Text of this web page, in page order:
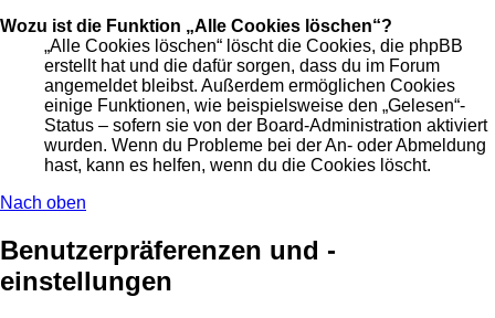
Wozu ist die Funktion „Alle Cookies löschen“?
„Alle Cookies löschen“ löscht die Cookies, die phpBB
erstellt hat und die dafür sorgen, dass du im Forum
angemeldet bleibst. Außerdem ermöglichen Cookies
einige Funktionen, wie beispielsweise den „Gelesen“-
Status – sofern sie von der Board-Administration aktiviert
wurden. Wenn du Probleme bei der An- oder Abmeldung
hast, kann es helfen, wenn du die Cookies löscht.
Nach oben
Benutzerpräferenzen und -
einstellungen